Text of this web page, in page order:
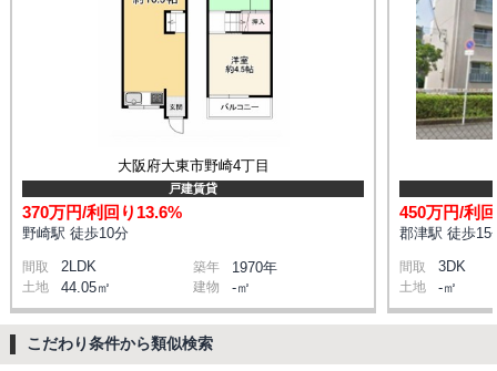
大阪府大東市野崎4丁目
戸建賃貸
370万円/利回り13.6%
野崎駅 徒歩10分
間取 2LDK 築年 1970年
土地 44.05㎡ 建物 -㎡
450万円/利
郡津駅 徒歩15
間取 3DK
土地 -㎡
こだわり条件から類似検索